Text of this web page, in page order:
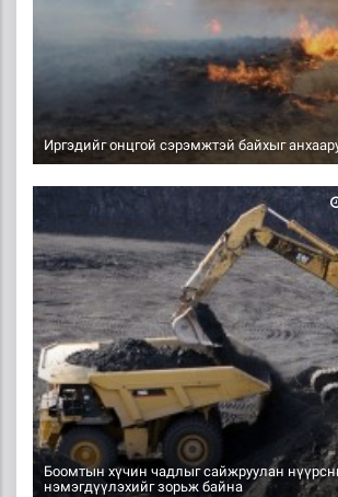
Иргэдийг онцгой сэрэмжтэй байхыг
Боомтын хүчин чадлыг сайжруулан
нэмэгдүүлэхийг зорьж байна